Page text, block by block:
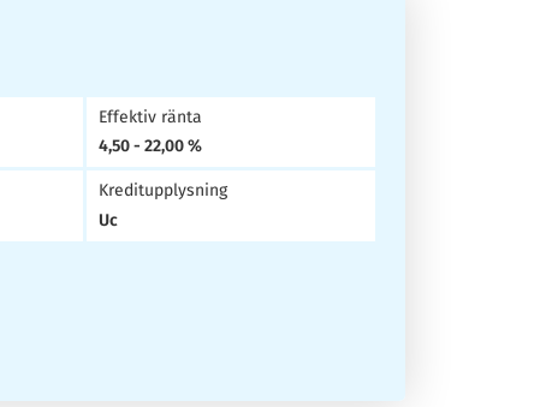
Effektiv ränta
4,50 - 22,00 %
Kreditupplysning
Uc